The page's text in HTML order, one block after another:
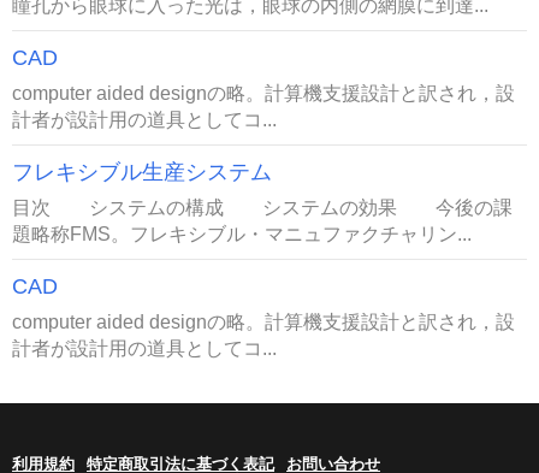
瞳孔から眼球に入った光は，眼球の内側の網膜に到達...
CAD
computer aided designの略。計算機支援設計と訳され，設
計者が設計用の道具としてコ...
フレキシブル生産システム
目次 システムの構成 システムの効果 今後の課
題略称FMS。フレキシブル・マニュファクチャリン...
CAD
computer aided designの略。計算機支援設計と訳され，設
計者が設計用の道具としてコ...
利用規約 特定商取引法に基づく表記 お問い合わせ